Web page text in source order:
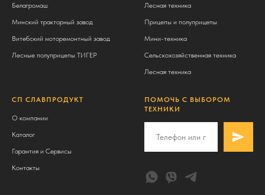
Белагромаш
Минский тракторный завод
Витебский моторемонтный завод
Лесные полуприцепы ТИГЕР
Лесная техника
Прицепы и полуприцепы
Мини-техника
Сельскохозяйственная техника
Лесная техника
СП СЛАВПРОДУКТ
О компании
Каталог
Гарантия и Сервисы
Контакты
ПОМОЧЬ С ВЫБОРОМ
ТЕХНИКИ